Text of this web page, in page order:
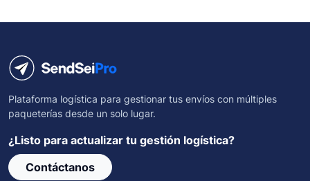
Plataforma logística para gestionar tus envíos con múltiples
paqueterías desde un solo lugar.
¿Listo para actualizar tu gestión logística?
Contáctanos